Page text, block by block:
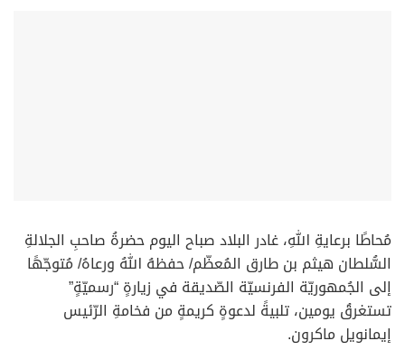
مُحاطًا برعايةِ اللهِ، غادر البلاد صباح اليوم حضرةُ صاحبِ الجلالةِ
السُّلطان هيثم بن طارق المُعظّم/ حفظهُ اللهُ ورعاهُ/ مُتوجّهًا
إلى الجُمهوريّة الفرنسيّة الصّديقة في زيارةٍ “رسميّةٍ”
تستغرقُ يومين، تلبيةً لدعوةٍ كريمةٍ من فخامةِ الرّئيس
إيمانويل ماكرون.